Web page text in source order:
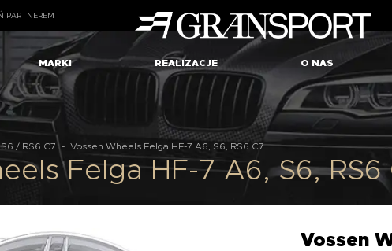
PARTNEREM
MARKI REALIZACJE O NAS
/ RS6 C7 - Vossen Wheels Felga HF-7 A6, S6, RS6 C7
Felga HF-7 A6, S6, RS6
Vossen